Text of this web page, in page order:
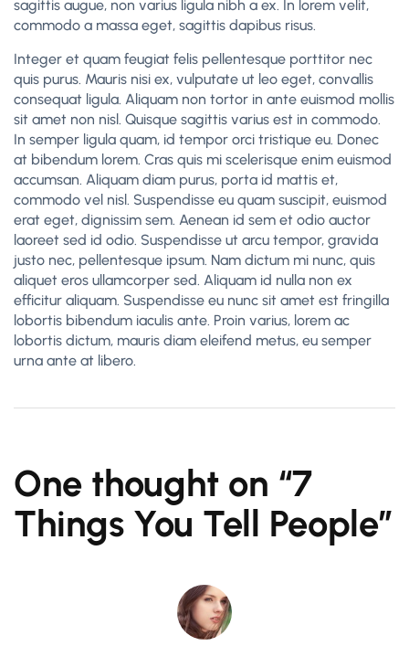
sagittis augue, non varius ligula nibh a ex. In lorem velit,
commodo a massa eget, sagittis dapibus risus.
Integer et quam feugiat felis pellentesque porttitor nec
quis purus. Mauris nisi ex, vulputate ut leo eget, convallis
consequat ligula. Aliquam non tortor in ante euismod mollis
sit amet non nisl. Quisque sagittis varius est in commodo.
In semper ligula quam, id tempor orci tristique eu. Donec
at bibendum lorem. Cras quis mi scelerisque enim euismod
accumsan. Aliquam diam purus, porta id mattis et,
commodo vel nisl. Suspendisse eu quam suscipit, euismod
erat eget, dignissim sem. Aenean id sem et odio auctor
laoreet sed id odio. Suspendisse ut arcu tempor, gravida
justo nec, pellentesque ipsum. Nam dictum mi nunc, quis
aliquet eros ullamcorper sed. Aliquam id nulla non ex
efficitur aliquam. Suspendisse eu nunc sit amet est fringilla
lobortis bibendum iaculis ante. Proin varius, lorem ac
lobortis dictum, mauris diam eleifend metus, eu semper
urna ante at libero.
One thought on “7
Things You Tell People”